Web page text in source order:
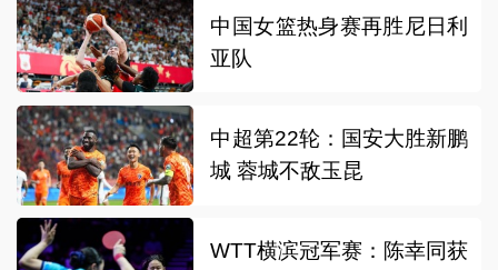
中国女篮热身赛再胜尼日利
亚队
中超第22轮：国安大胜新鹏
城 蓉城不敌玉昆
WTT横滨冠军赛：陈幸同获